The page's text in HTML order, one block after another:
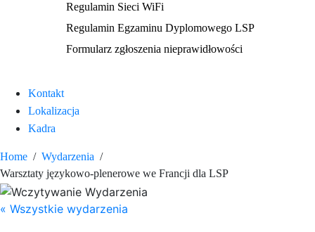
Regulamin Sieci WiFi
Regulamin Egzaminu Dyplomowego LSP
Formularz zgłoszenia nieprawidłowości
Kontakt
Lokalizacja
Kadra
Home
Wydarzenia
Warsztaty językowo-plenerowe we Francji dla LSP
« Wszystkie wydarzenia